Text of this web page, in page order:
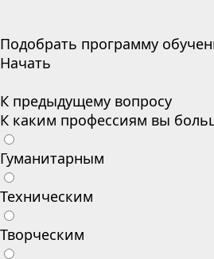
Подобрать программу
Начать
К предыдущему вопросу
К каким профессиям вы
Гуманитарным
Техническим
Творческим